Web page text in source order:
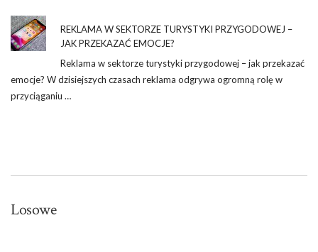
REKLAMA W SEKTORZE TURYSTYKI PRZYGODOWEJ –
JAK PRZEKAZAĆ EMOCJE?
Reklama w sektorze turystyki przygodowej – jak przekazać
emocje? W dzisiejszych czasach reklama odgrywa ogromną rolę w
przyciąganiu …
Losowe